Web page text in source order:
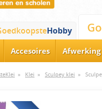
Hobby
Accesoires Afwerking
» Klei » Sculpey klei »